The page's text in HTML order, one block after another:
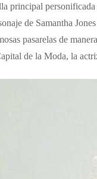
principal
de Samantha
pasarelas de
de la Moda, la